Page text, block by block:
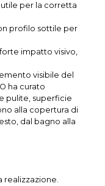
per la corretta
profilo sottile per
impatto visivo,
visibile del
ha curato
pulite, superficie
alla copertura di
dal bagno alla
realizzazione.